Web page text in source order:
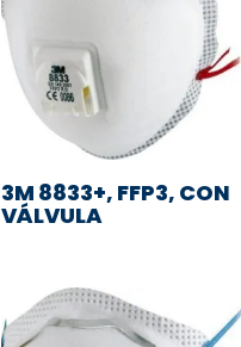
3M 8833+, FFP3, CON
VÁLVULA